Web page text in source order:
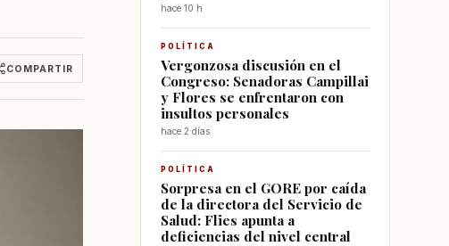
COMPARTIR
hace 10 h
POLÍTICA
Vergonzosa discusión en el
Congreso: Senadoras Campillai
y Flores se enfrentaron con
insultos personales
hace 2 días
POLÍTICA
Sorpresa en el GORE por caída
de la directora del Servicio de
Salud: Flies apunta a
deficiencias del nivel central